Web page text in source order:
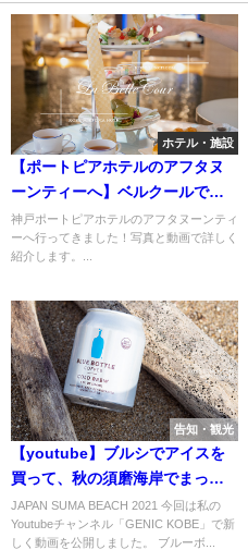
ホテル・施設
【ポートピアホテルのアフタヌ
ーンティーへ】ベルクールで水
の音色とカフェと【神戸】
神戸ポートピアホテルのアフタヌーンティ
ーへ行ってきました！写真と動画で詳しく
紹介します。...
告知・観光
【youtube】ブルシでアイスを
買って、秋の須磨海岸でまった
り散歩【観光動画・マイクロツ
ーリズム】
JAPAN SUMA BEACH 2021 今回は私の
Youtubeチャンネル「GENIC KOBE」で新
しく動画を公開しました。 ブルーボ...